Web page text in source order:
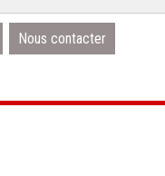
Nous contacter